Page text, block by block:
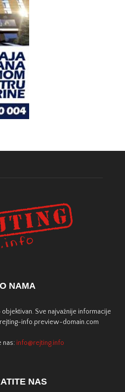
O NAMA
Sve najvažnije informacije
info.preview-domain.com
nas: info@rejting.info
NAS